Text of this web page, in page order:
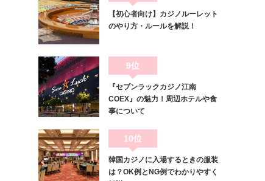
【初心者向け】カジノルーレット
のやり方・ルールを解説！
9位
『セブンラックカジノ江南
COEX』の魅力！周辺ホテルや食
事について
10位
韓国カジノに入場するときの服装
は？OK例とNG例でわかりやすく